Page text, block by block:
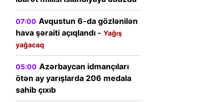
07:00 Avqustun 6-da gözlənilən
hava şəraiti açıqlandı - Yağış
yağacaq
05:00 Azərbaycan idmançıları
ötən ay yarışlarda 206 medala
sahib çıxıb